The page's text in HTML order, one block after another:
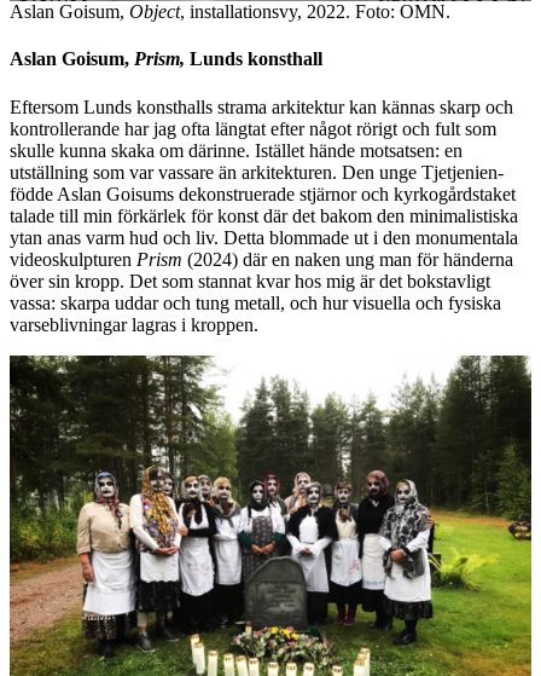
Aslan Goisum, Object, installationsvy, 2022. Foto: OMN.
Aslan Goisum, Prism, Lunds konsthall
Eftersom Lunds konsthalls strama arkitektur kan kännas skarp och
kontrollerande har jag ofta längtat efter något rörigt och fult som
skulle kunna skaka om därinne. Istället hände motsatsen: en
utställning som var vassare än arkitekturen. Den unge Tjetjenien-
födde Aslan Goisums dekonstruerade stjärnor och kyrkogårdstaket
talade till min förkärlek för konst där det bakom den minimalistiska
ytan anas varm hud och liv. Detta blommade ut i den monumentala
videoskulpturen Prism (2024) där en naken ung man för händerna
över sin kropp. Det som stannat kvar hos mig är det bokstavligt
vassa: skarpa uddar och tung metall, och hur visuella och fysiska
varseblivningar lagras i kroppen.